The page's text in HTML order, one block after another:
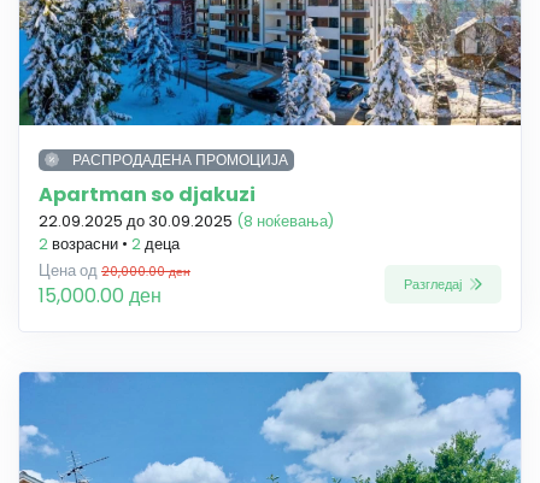
РАСПРОДАДЕНА ПРОМОЦИЈА
Apartman so djakuzi
22.09.2025 до 30.09.2025 (8 ноќевања)
2 возрасни • 2деца
Цена од 20,000.00 ден
15,000.00 ден Разгледај